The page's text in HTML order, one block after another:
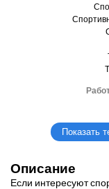
Показать
Описание
Если интересуют